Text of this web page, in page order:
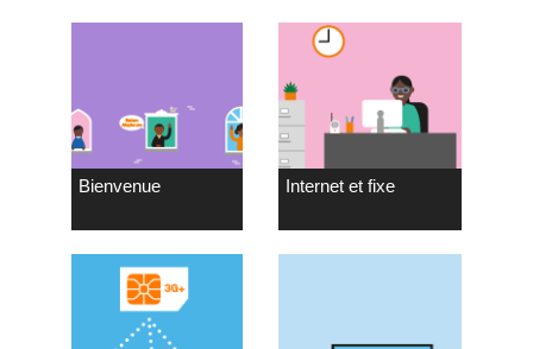
Bienvenue Internet et fixe